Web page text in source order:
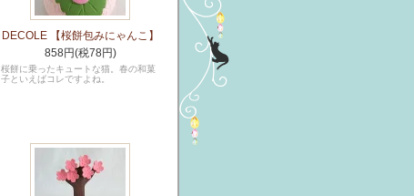
DECOLE 【桜餅包みにゃんこ】
858円(税78円)
桜餅に乗ったキュートな猫。春の和菓
子といえばコレですよね。